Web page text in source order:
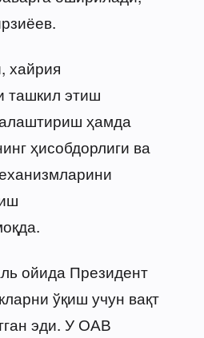
хайрия
ташкил этиш
ҳамда
ҳисобдорлиги ва
ойида Президент
ўқиш учун вақт
эди. У ОАВ